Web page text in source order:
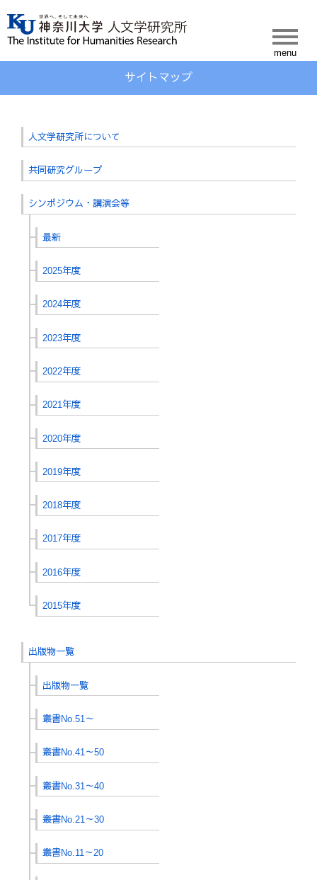
人文学研究所について
共同研究グループ
シンポジウム・講演会等
最新
2025年度
2024年度
2023年度
2022年度
2021年度
2020年度
2019年度
2018年度
2017年度
2016年度
2015年度
出版物一覧
叢書
叢書No.51～
叢書No.41～50
叢書No.31～40
叢書No.21～30
叢書No.11～20
叢書No.1～10
所報
所報No.71～
所報No.61～70
所報No.51～60
所報No.41～50
所報No.31～40
所報No.1～30
ニューズレター
人文学会HP
サイトマップ
人文学研究所について
共同研究グループ
シンポジウム・講演会等
最新
2025年度
2024年度
2023年度
2022年度
2021年度
2020年度
2019年度
2018年度
2017年度
2016年度
2015年度
出版物一覧
出版物一覧
叢書No.51～
叢書No.41～50
叢書No.31～40
叢書No.21～30
叢書No.11～20